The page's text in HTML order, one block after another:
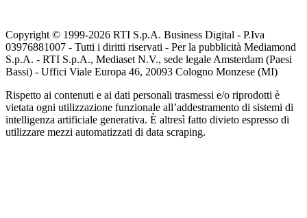
Copyright © 1999-2026 RTI S.p.A. Business Digital - P.Iva
03976881007 - Tutti i diritti riservati - Per la pubblicità Mediamond
S.p.A. - RTI S.p.A., Mediaset N.V., sede legale Amsterdam (Paesi
Bassi) - Uffici Viale Europa 46, 20093 Cologno Monzese (MI)
Rispetto ai contenuti e ai dati personali trasmessi e/o riprodotti è
vietata ogni utilizzazione funzionale all’addestramento di sistemi di
intelligenza artificiale generativa. È altresì fatto divieto espresso di
utilizzare mezzi automatizzati di data scraping.